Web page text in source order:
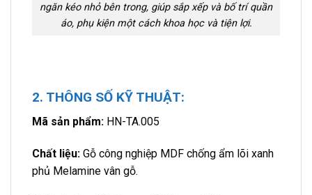
ngăn kéo nhỏ bên trong, giúp sắp xếp và bố trí quần
áo, phụ kiện một cách khoa học và tiện lợi.
2. THÔNG SỐ KỸ THUẬT:
Mã sản phẩm: HN-TA.005
Chất liệu: Gỗ công nghiệp MDF chống ẩm lõi xanh
phủ Melamine vân gỗ.